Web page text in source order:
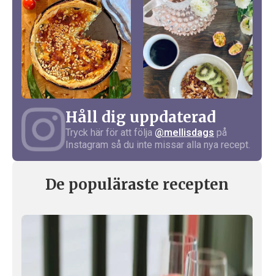
Håll dig uppdaterad
Tryck här för att följa @mellisdags på
Instagram så du inte missar alla nya recept.
De populäraste recepten